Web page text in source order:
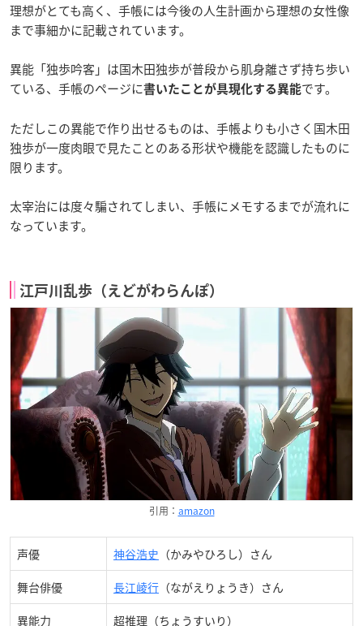
理想がとても高く、手帳には今後の人生計画から理想の女性像
まで事細かに記載されています。
異能「独歩吟客」は国木田独歩が普段から肌身離さず持ち歩い
ている、手帳のページに書いたことが具現化する異能です。
ただしこの異能で作り出せるものは、手帳よりも小さく国木田
独歩が一度肉眼で見たことのある形状や機能を認識したものに
限ります。
太宰治には度々騙されてしまい、手帳にメモするまでが流れに
なっています。
江戸川乱歩（えどがわらんぽ）
引用： amazon
声優 神谷浩史 （かみやひろし）さん
舞台俳優 長江崚行 （ながえりょうき）さん
異能力 超推理（ちょうすいり）